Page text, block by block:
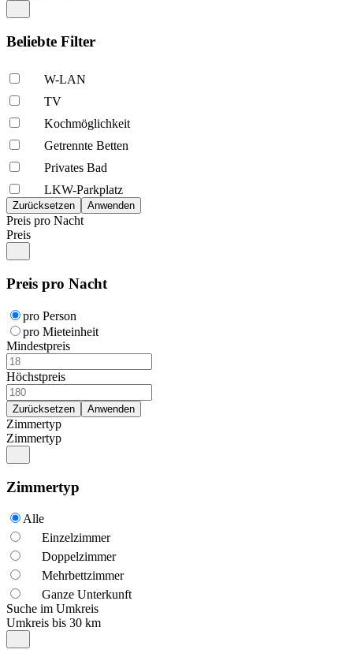
Beliebte Filter
W-LAN
TV
Kochmöglich­keit
Getrennte Betten
Privates Bad
LKW-Parkplatz
Preis pro Nacht
Preis
Preis pro Nacht
pro Person
pro Mieteinheit
Mindestpreis
Höchstpreis
Zimmertyp
Zimmertyp
Zimmertyp
Alle
Einzelzimmer
Doppelzimmer
Mehrbettzimmer
Ganze Unterkunft
Suche im Umkreis
Umkreis bis 30 km